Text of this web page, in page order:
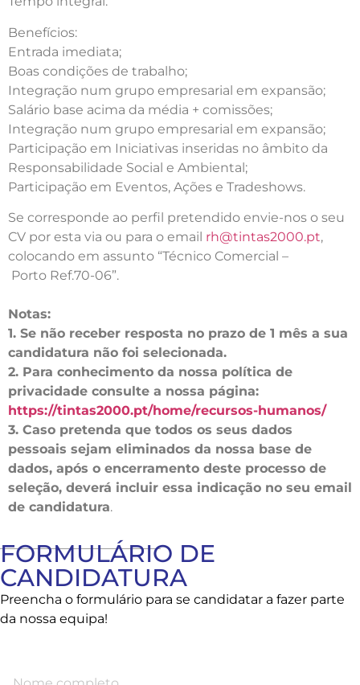
Benefícios:
Entrada imediata;
Boas condições de trabalho;
Integração num grupo empresarial em expansão;
Salário base acima da média + comissões;
Integração num grupo empresarial em expansão;
Participação em Iniciativas inseridas no âmbito da
Responsabilidade Social e Ambiental;
Participação em Eventos, Ações e Tradeshows.
Se corresponde ao perfil pretendido envie-nos o seu
CV por esta via ou para o email rh@tintas2000.pt,
colocando em assunto “Técnico Comercial –
Porto Ref.70-06”.
Notas:
1. Se não receber resposta no prazo de 1 mês a sua
candidatura não foi selecionada.
2. Para conhecimento da nossa política de
privacidade consulte a nossa página:
https://tintas2000.pt/home/recursos-humanos/
3. Caso pretenda que todos os seus dados
pessoais sejam eliminados da nossa base de
dados, após o encerramento deste processo de
seleção, deverá incluir essa indicação no seu email
de candidatura.
FORMULÁRIO DE
CANDIDATURA
Preencha o formulário para se candidatar a fazer parte
da nossa equipa!